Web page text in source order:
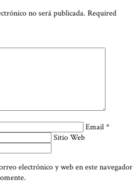
no será publicada. Required
Email *
Sitio Web
electrónico y web en este navegador